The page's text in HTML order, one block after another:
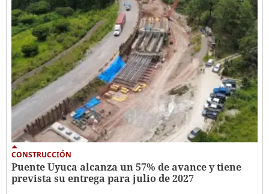
CONSTRUCCIÓN
Puente Uyuca alcanza un 57% de avance y tiene
prevista su entrega para julio de 2027